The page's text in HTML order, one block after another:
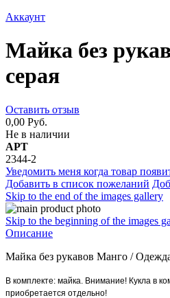
Аккаунт
Майка без
серая
Оставить отзыв
0,00 Руб.
Не в наличии
АРТ
2344-2
Уведомить меня когда товар
Добавить в список пожеланий
Skip to the end of the images gallery
Skip to the beginning of the images
Описание
Майка без рукавов Манго /
В комплекте: майка. Внимание! Кукла в
приобретается отдельно!